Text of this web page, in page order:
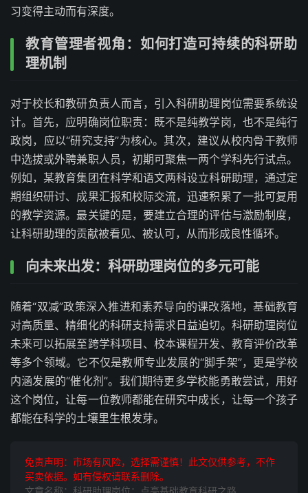
习变得主动而有深度。
教育管理者视角：如何打造可持续的科研助
理机制
对于校长和教研负责人而言，引入科研助理岗位需要系统设
计。首先，应明确岗位职责：既不是纯教学岗，也不是纯行
政岗，应以“研究支持”为核心。其次，建议从校内骨干教师
中选拔或外聘兼职人员，初期可聚焦一两个学科先行试点。
例如，某教育集团在科学和语文两科设立科研助理，通过定
期组织研讨、成果汇报和校际交流，迅速积累了一批可复用
的教学资源。最关键的是，要建立合理的评估与激励制度，
让科研助理的贡献被看见、被认可，从而形成良性循环。
向未来出发：科研助理岗位的多元可能
随着“双减”政策深入推进和素养导向的课改落地，基础教育
对高质量、精细化的科研支持需求日益迫切。科研助理岗位
未来可以拓展至跨学科项目、校本课程开发、教育评价改革
等多个领域。它不仅是教师专业发展的“脚手架”，更是学校
内涵发展的“催化剂”。我们期待更多学校能勇敢尝试，用好
这个岗位，让每一位教师都能在研究中成长，让每一个孩子
都能在科学的土壤里生根发芽。
免责声明：市场有风险，选择需谨慎！此文仅供参考，不作
买卖依据。如有侵权请联系删除。
文章名称：科研助理岗位：点亮基础教育科研之路